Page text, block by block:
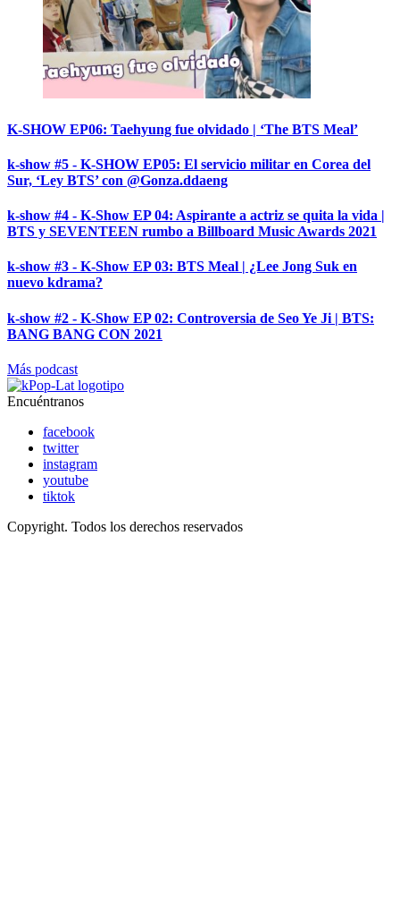
K-SHOW EP06: Taehyung fue olvidado | ‘The BTS Meal’
k-show #5 - K-SHOW EP05: El servicio militar en Corea del
Sur, ‘Ley BTS’ con @Gonza.ddaeng
k-show #4 - K-Show EP 04: Aspirante a actriz se quita la vida |
BTS y SEVENTEEN rumbo a Billboard Music Awards 2021
k-show #3 - K-Show EP 03: BTS Meal | ¿Lee Jong Suk en
nuevo kdrama?
k-show #2 - K-Show EP 02: Controversia de Seo Ye Ji | BTS:
BANG BANG CON 2021
Más podcast
Encuéntranos
facebook
twitter
instagram
youtube
tiktok
Copyright. Todos los derechos reservados